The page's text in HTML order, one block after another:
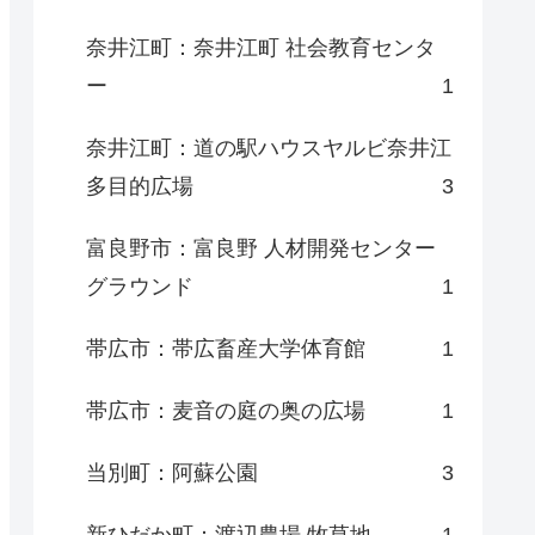
奈井江町：奈井江町 社会教育センタ
ー
1
奈井江町：道の駅ハウスヤルビ奈井江
多目的広場
3
富良野市：富良野 人材開発センター
グラウンド
1
帯広市：帯広畜産大学体育館 1
帯広市：麦音の庭の奥の広場 1
当別町：阿蘇公園 3